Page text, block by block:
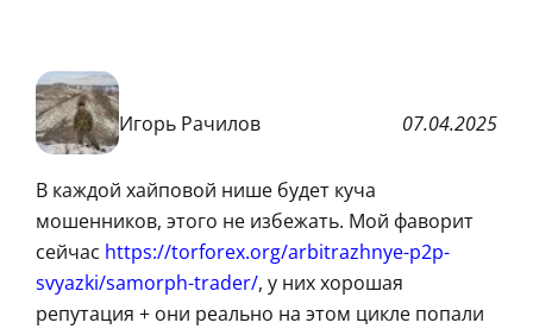
Игорь Рачилов 07.04.2025
В каждой хайповой нише будет куча
мошенников, этого не избежать. Мой фаворит
сейчас https://torforex.org/arbitrazhnye-p2p-
svyazki/samorph-trader/, у них хорошая
репутация + они реально на этом цикле попали